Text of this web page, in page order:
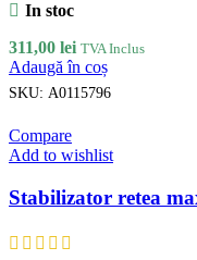
In stoc
311,00 lei TVA Inclus
Adaugă în coș
SKU: A0115796
Compare
Add to wishlist
Stabilizator retea